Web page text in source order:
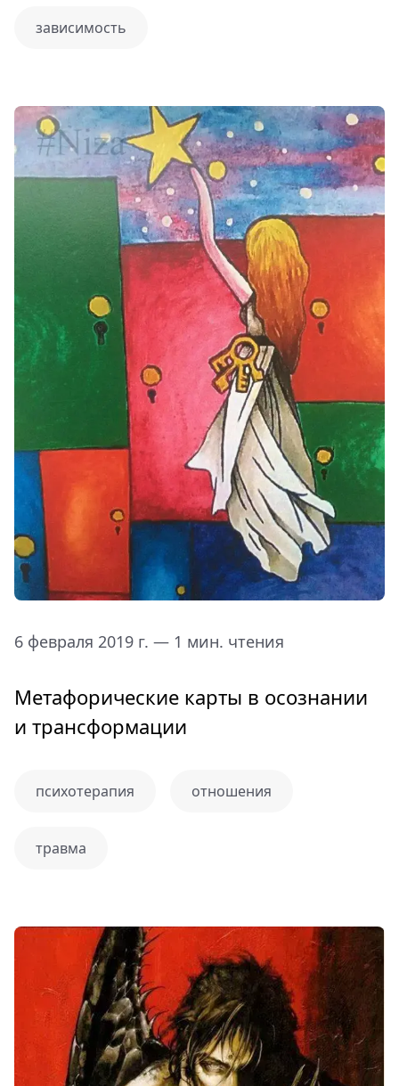
зависимость
6 февраля 2019 г. — 1 мин. чтения
Метафорические карты в осознании
и трансформации
психотерапия отношения
травма